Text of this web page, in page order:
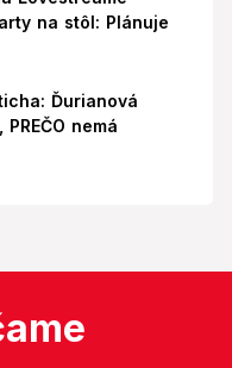
na stôl: Plánuje
Ďurianová
nemá